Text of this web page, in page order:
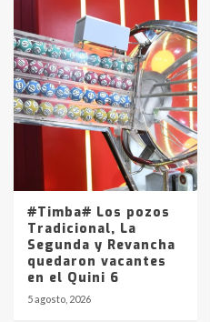
#Timba# Los pozos
Tradicional, La
Segunda y Revancha
quedaron vacantes
en el Quini 6
5 agosto, 2026